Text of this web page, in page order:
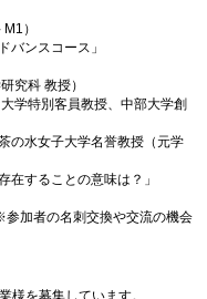
）
スコース」
教授）
客員教授、中部大学創
子大学名誉教授（元学
ことの意味は？」
加者の名刺交換や交流の機会
様を募集しています。